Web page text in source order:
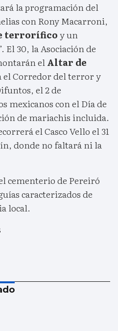
la programación del
con Rony Macarroni,
terroríficoy un
30, la Asociación de
elAltar de
el Corredor del terror y
el 2 de
mexicanos con el Día de
de mariachis incluida.
el Casco Vello el 31
donde no faltará ni la
cementerio de Pereiró
caracterizados de
local.